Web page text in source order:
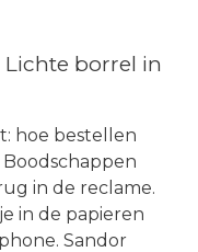
borrel in
hoe bestellen
in de reclame.
in de papieren
Sandor